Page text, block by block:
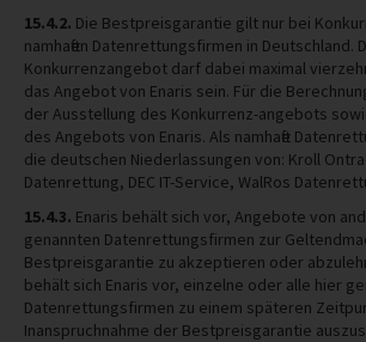
15.4.2. Die Bestpreisgarantie gilt nur bei
namhaften Datenrettungsfirmen in Deutschland.
Konkurrenzangebot darf dabei maximal
das Angebot von Enaris sein. Für die
der Ausstellung des Konkurrenz-angebots
des Angebots von Enaris. Als namhafte
die deutschen Niederlassungen von: Kroll
Datenrettung, DEC IT-Service, WalRos
15.4.3. Enaris behält sich vor, Angebote von
genannten Datenrettungsfirmen zur
Bestpreisgarantie zu akzeptieren oder
behält sich Enaris vor, einzelne oder alle hier
Datenrettungsfirmen zu einem späteren
Inanspruchnahme der Bestpreisgarantie